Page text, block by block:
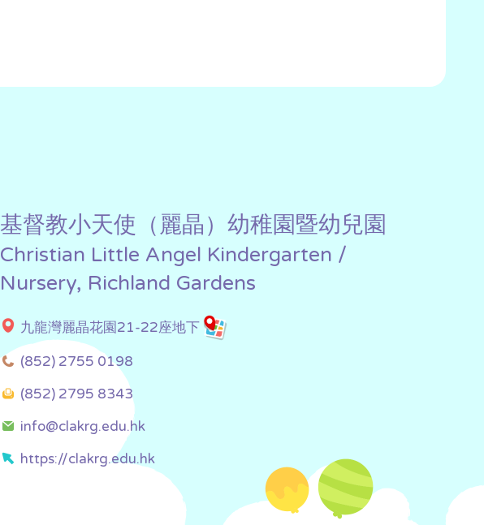
基督教小天使（麗晶）幼稚園暨幼兒園
Christian Little Angel Kindergarten /
Nursery, Richland Gardens
九龍灣麗晶花園21-22座地下
(852) 2755 0198
(852) 2795 8343
info@clakrg.edu.hk
https://clakrg.edu.hk